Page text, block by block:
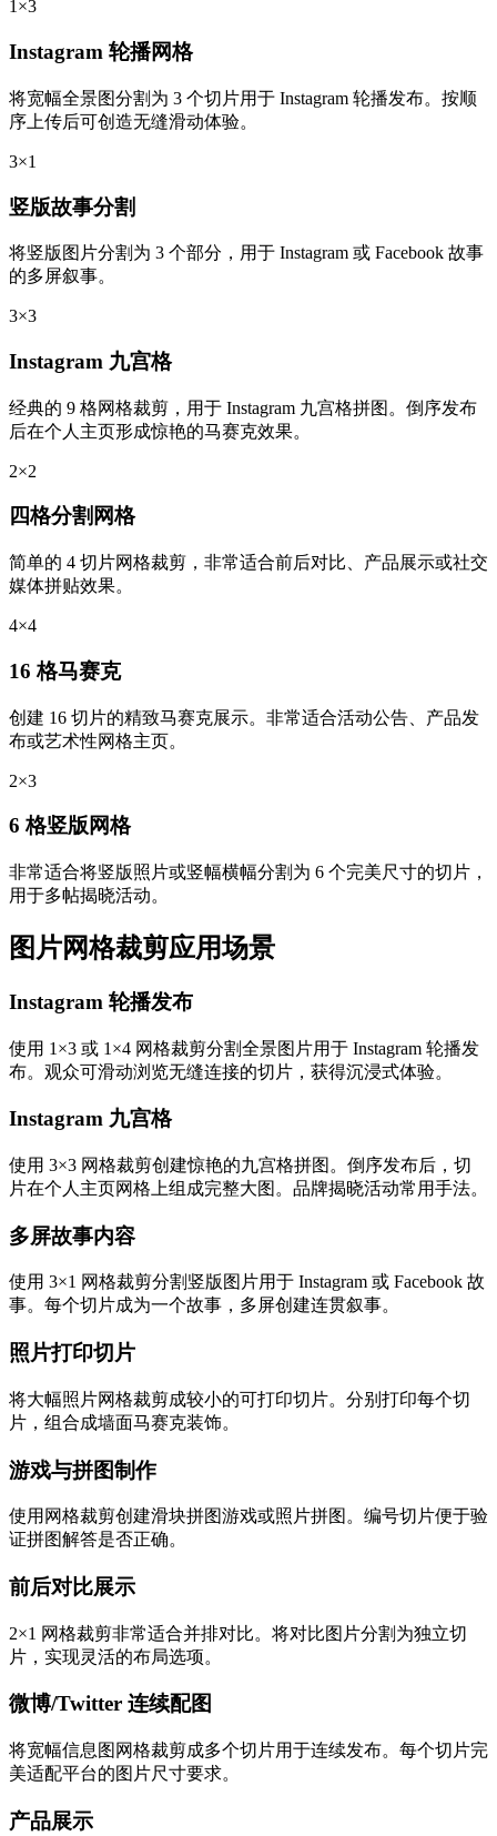
1×3
Instagram 轮播网格
将宽幅全景图分割为 3 个切片用于 Instagram 轮播发布。按顺
序上传后可创造无缝滑动体验。
3×1
竖版故事分割
将竖版图片分割为 3 个部分，用于 Instagram 或 Facebook 故事
的多屏叙事。
3×3
Instagram 九宫格
经典的 9 格网格裁剪，用于 Instagram 九宫格拼图。倒序发布
后在个人主页形成惊艳的马赛克效果。
2×2
四格分割网格
简单的 4 切片网格裁剪，非常适合前后对比、产品展示或社交
媒体拼贴效果。
4×4
16 格马赛克
创建 16 切片的精致马赛克展示。非常适合活动公告、产品发
布或艺术性网格主页。
2×3
6 格竖版网格
非常适合将竖版照片或竖幅横幅分割为 6 个完美尺寸的切片，
用于多帖揭晓活动。
图片网格裁剪应用场景
Instagram 轮播发布
使用 1×3 或 1×4 网格裁剪分割全景图片用于 Instagram 轮播发
布。观众可滑动浏览无缝连接的切片，获得沉浸式体验。
Instagram 九宫格
使用 3×3 网格裁剪创建惊艳的九宫格拼图。倒序发布后，切
片在个人主页网格上组成完整大图。品牌揭晓活动常用手法。
多屏故事内容
使用 3×1 网格裁剪分割竖版图片用于 Instagram 或 Facebook 故
事。每个切片成为一个故事，多屏创建连贯叙事。
照片打印切片
将大幅照片网格裁剪成较小的可打印切片。分别打印每个切
片，组合成墙面马赛克装饰。
游戏与拼图制作
使用网格裁剪创建滑块拼图游戏或照片拼图。编号切片便于验
证拼图解答是否正确。
前后对比展示
2×1 网格裁剪非常适合并排对比。将对比图片分割为独立切
片，实现灵活的布局选项。
微博/Twitter 连续配图
将宽幅信息图网格裁剪成多个切片用于连续发布。每个切片完
美适配平台的图片尺寸要求。
产品展示